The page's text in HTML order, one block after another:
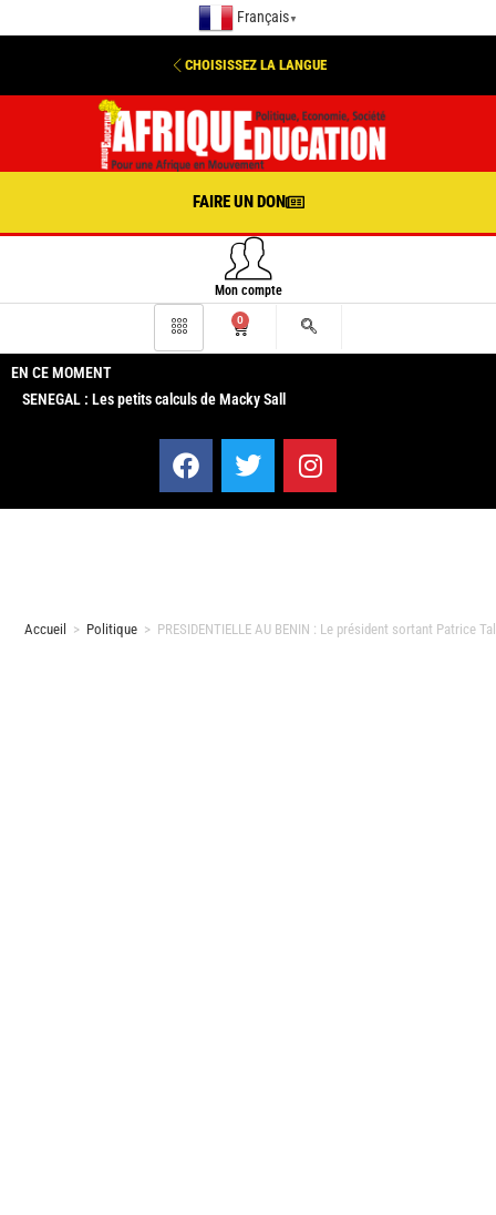
Français ▼
CHOISISSEZ LA LANGUE
FAIRE UN DON
Mon compte
0
EN CE MOMENT
SENEGAL : Les petits calculs de Macky Sall
Accueil > Politique > PRESIDENTIELLE AU BENIN : Le président sortant Patrice